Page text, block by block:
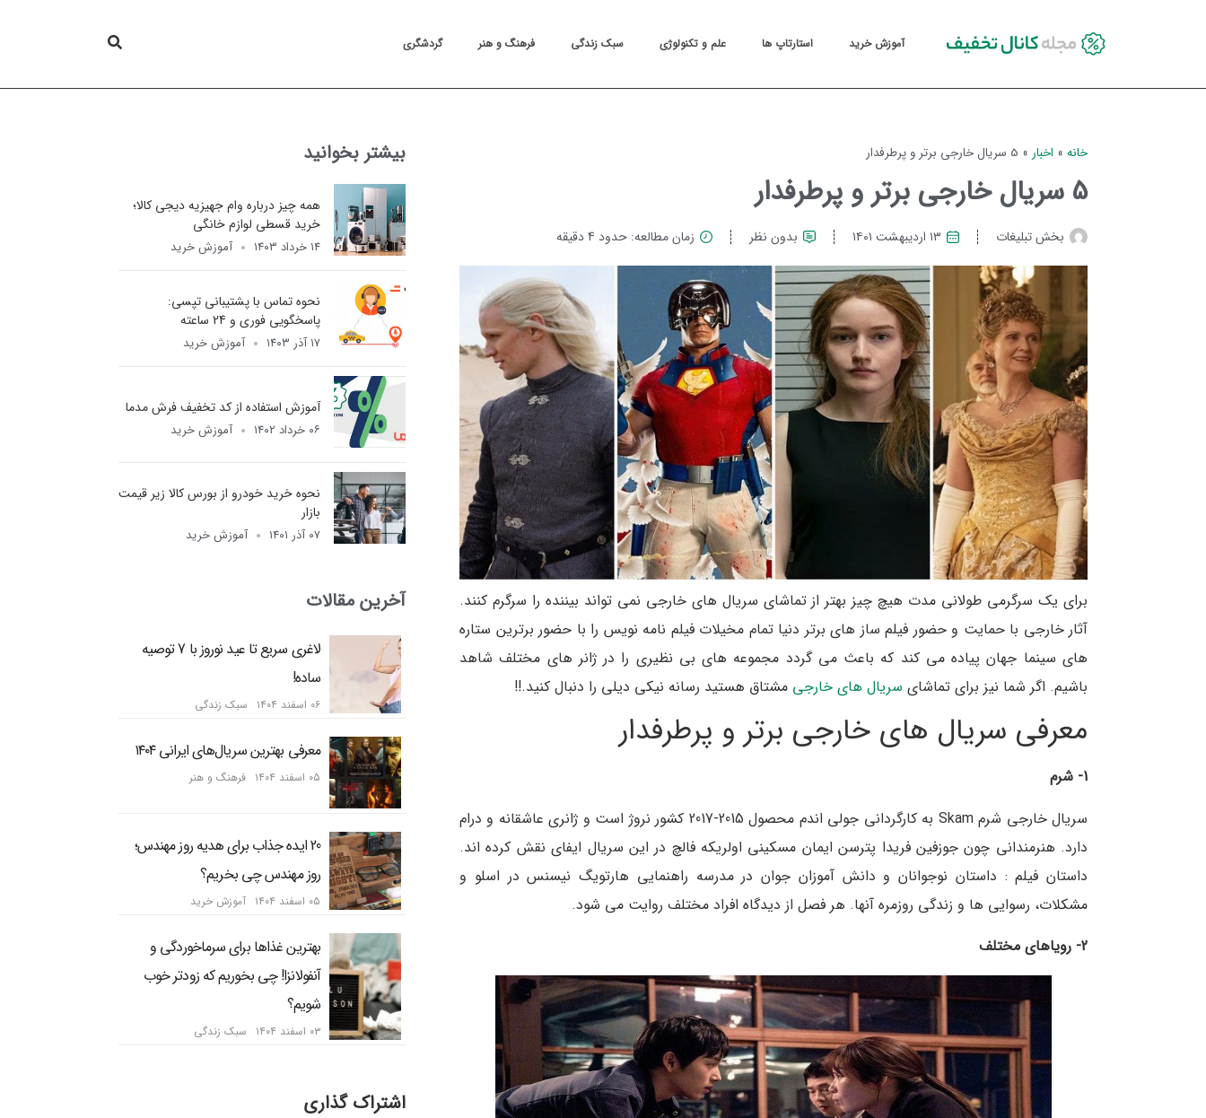
آموزش خرید استارتاپ ها علم و تکنولوژی سبک زندگی فرهنگ و هنر گردشگری
خانه » اخبار » 5 سریال خارجی برتر و پرطرفدار
5 سریال خارجی برتر و پرطرفدار
بخش تبلیغات ۱۳ اردیبهشت ۱۴۰۱ بدون نظر زمان مطالعه: حدود 4 دقیقه
برای یک سرگرمی طولانی مدت هیچ چیز بهتر از تماشای سریال های خارجی نمی تواند بیننده را سرگرم کنند.
آثار خارجی با حمایت و حضور فیلم ساز های برتر دنیا تمام مخیلات فیلم نامه نویس را با حضور برترین ستاره
های سینما جهان پیاده می کند که باعث می گردد مجموعه های بی نظیری را در ژانر های مختلف شاهد
باشیم. اگر شما نیز برای تماشای سریال های خارجی مشتاق هستید رسانه نیکی دیلی را دنبال کنید.!!
معرفی سریال های خارجی برتر و پرطرفدار
1- شرم
سریال خارجی شرم Skam به کارگردانی جولی اندم محصول 2015-2017 کشور نروژ است و ژانری عاشقانه و درام
دارد. هنرمندانی چون جوزفین فریدا پترسن ایمان مسکینی اولریکه فالچ در این سریال ایفای نقش کرده اند.
داستان فیلم : داستان نوجوانان و دانش آموزان جوان در مدرسه راهنمایی هارتویگ نیسنس در اسلو و
مشکلات، رسوایی ها و زندگی روزمره آنها. هر فصل از دیدگاه افراد مختلف روایت می شود.
2- رویاهای مختلف
بیشتر بخوانید
همه چیز درباره وام جهیزیه دیجی کالا؛
خرید قسطی لوازم خانگی
۱۴ خرداد ۱۴۰۳ آموزش خرید
نحوه تماس با پشتیبانی تپسی:
پاسخگویی فوری و 24 ساعته
۱۷ آذر ۱۴۰۳ آموزش خرید
آموزش استفاده از کد تخفیف فرش مدما
۰۶ خرداد ۱۴۰۲ آموزش خرید
نحوه خرید خودرو از بورس کالا زیر قیمت
بازار
۰۷ آذر ۱۴۰۱ آموزش خرید
آخرین مقالات
لاغری سریع تا عید نوروز با 7 توصیه
ساده!
۰۶ اسفند ۱۴۰۴ سبک زندگی
معرفی بهترین سریال‌های ایرانی ۱۴۰۴
۰۵ اسفند ۱۴۰۴ فرهنگ و هنر
20 ایده جذاب برای هدیه روز مهندس؛
روز مهندس چی بخریم؟
۰۵ اسفند ۱۴۰۴ آموزش خرید
بهترین غذاها برای سرماخوردگی و
آنفولانزا! چی بخوریم که زودتر خوب
شویم؟
۰۳ اسفند ۱۴۰۴ سبک زندگی
اشتراک گذاری